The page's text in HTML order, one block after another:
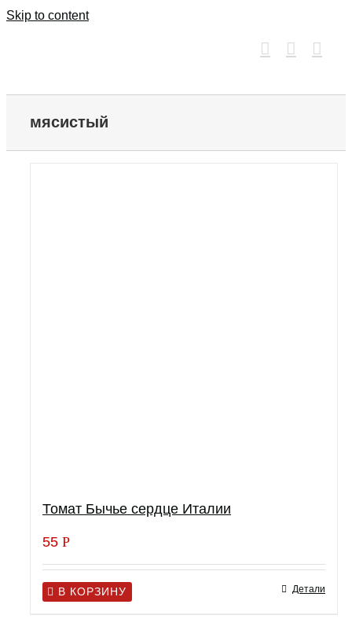
Skip to content
мясистый
Томат Бычье сердце Италии
55 Р
В КОРЗИНУ Детали